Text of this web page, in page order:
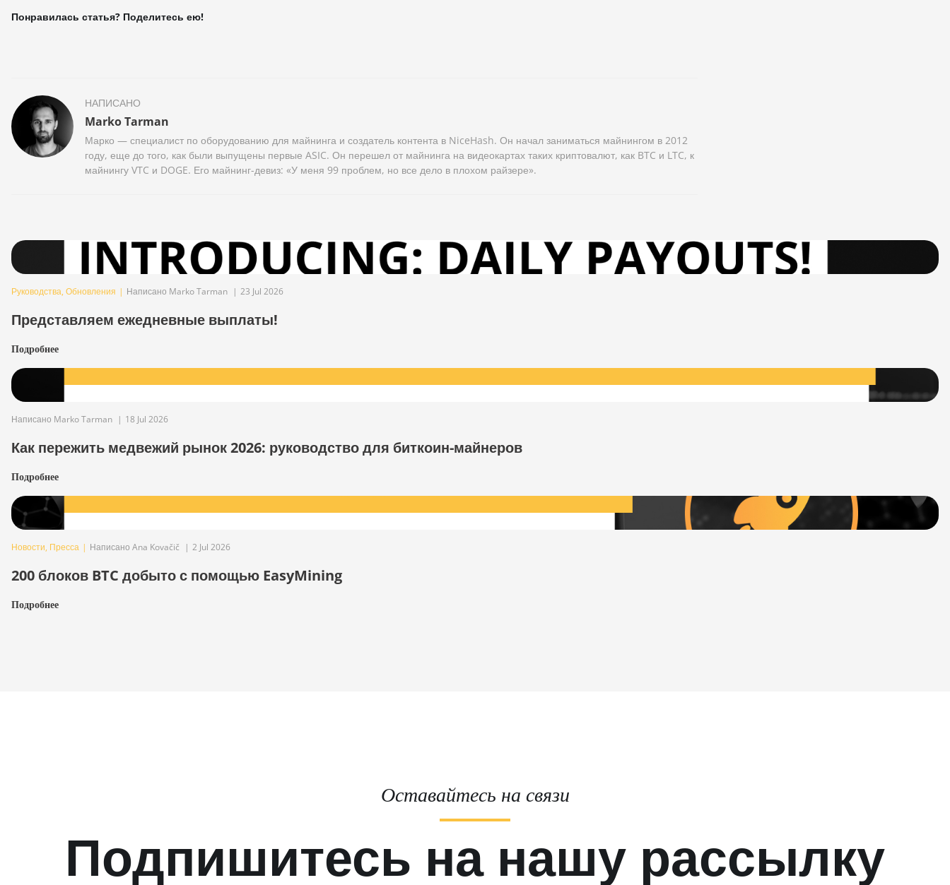
Понравилась статья? Поделитесь ею!
НАПИСАНО
Marko Tarman
Марко — специалист по оборудованию для майнинга и создатель контента в NiceHash. Он начал заниматься майнингом в 2012
году, еще до того, как были выпущены первые ASIC. Он перешел от майнинга на видеокартах таких криптовалют, как BTC и LTC, к
майнингу VTC и DOGE. Его майнинг-девиз: «У меня 99 проблем, но все дело в плохом райзере».
Руководства, Обновления | Написано Marko Tarman | 23 Jul 2026
Представляем ежедневные выплаты!
Подробнее
Написано Marko Tarman | 18 Jul 2026
Как пережить медвежий рынок 2026: руководство для биткоин-майнеров
Подробнее
Новости, Пресса | Написано Ana Kovačič | 2 Jul 2026
200 блоков BTC добыто с помощью EasyMining
Подробнее
Оставайтесь на связи
Подпишитесь на нашу рассылку